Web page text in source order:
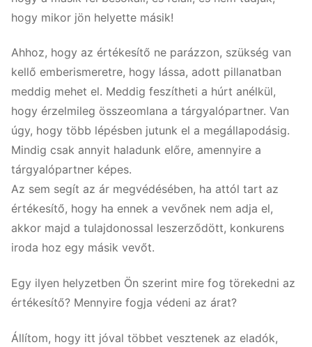
hogy mikor jön helyette másik!
Ahhoz, hogy az értékesítő ne parázzon, szükség van
kellő emberismeretre, hogy lássa, adott pillanatban
meddig mehet el. Meddig feszítheti a húrt anélkül,
hogy érzelmileg összeomlana a tárgyalópartner. Van
úgy, hogy több lépésben jutunk el a megállapodásig.
Mindig csak annyit haladunk előre, amennyire a
tárgyalópartner képes.
Az sem segít az ár megvédésében, ha attól tart az
értékesítő, hogy ha ennek a vevőnek nem adja el,
akkor majd a tulajdonossal leszerződött, konkurens
iroda hoz egy másik vevőt.
Egy ilyen helyzetben Ön szerint mire fog törekedni az
értékesítő? Mennyire fogja védeni az árat?
Állítom, hogy itt jóval többet vesztenek az eladók,